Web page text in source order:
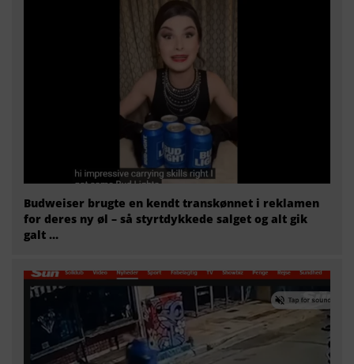
Budweiser brugte en kendt transkønnet i reklamen
for deres ny øl – så styrtdykkede salget og alt gik
galt …